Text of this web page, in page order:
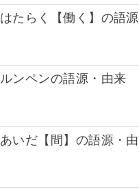
はたらく【働く】の語
ルンペンの語源・由来
あいだ【間】の語源・